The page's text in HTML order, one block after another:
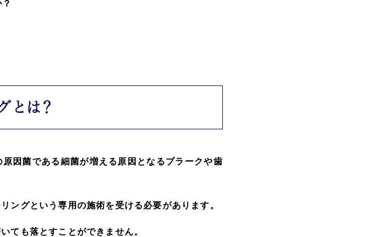
とは？
因菌である細菌が増える原因となるプラークや歯
ングという専用の施術を受ける必要があります。
ても落とすことができません。